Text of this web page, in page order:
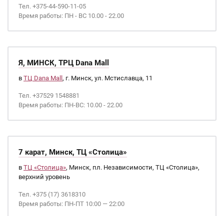
Тел. +375-44-590-11-05
Время работы: ПН - ВС 10.00 - 22.00
Я, МИНСК, ТРЦ Dana Mall
в ТЦ Dana Mall , г. Минск, ул. Мстиславца, 11
Тел. +37529 1548881
Время работы: ПН-ВС: 10.00 - 22.00
7 карат, Минск, ТЦ «Столица»
в ТЦ «Столица», Минск, пл. Независимости, ТЦ «Столица»,
верхний уровень
Тел. +375 (17) 3618310
Время работы: ПН-ПТ 10:00 — 22:00